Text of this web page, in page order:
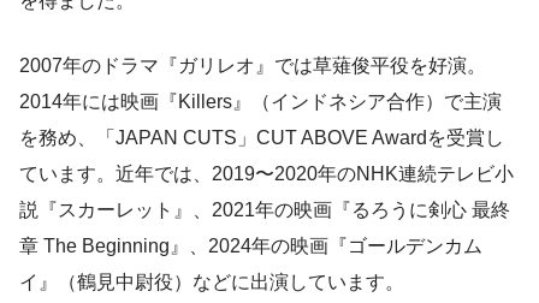
2007年のドラマ『ガリレオ』では草薙俊平役を好演。
2014年には映画『Killers』（インドネシア合作）で主演
を務め、「JAPAN CUTS」CUT ABOVE Awardを受賞し
ています。近年では、2019〜2020年のNHK連続テレビ小
説『スカーレット』、2021年の映画『るろうに剣心 最終
章 The Beginning』、2024年の映画『ゴールデンカム
イ』（鶴見中尉役）などに出演しています。